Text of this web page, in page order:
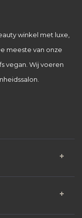
winkel met luxe,
meeste van onze
vegan. Wij voeren